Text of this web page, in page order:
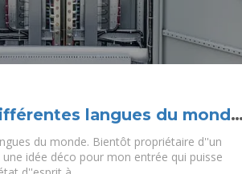
langues du monde
du monde. Bientôt propriétaire d''un
idée déco pour mon entrée qui puisse